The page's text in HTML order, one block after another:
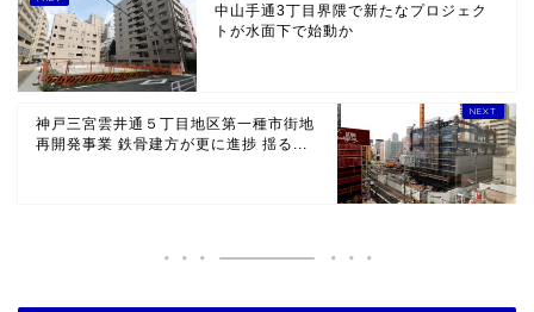
中山手通3丁目界隈で新たなプロジェク
トが水面下で始動か
神戸三宮雲井通５丁目地区第一種市街地
再開発事業 鉄骨建方が更に進捗 揺る...